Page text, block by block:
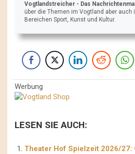
Vogtlandstreicher - Das
über die Themen im Vogtland aber auch
Bereichen Sport, Kunst und Kultur.
Werbung
LESEN SIE AUCH:
Theater Hof Spielzeit 2026/27: